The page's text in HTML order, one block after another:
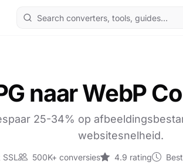
naar WebP
25-34% op
websitesnelheid.
500K+ conversies 4.9 rating